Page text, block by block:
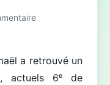
a retrouvé un
actuels 6ᵉ de